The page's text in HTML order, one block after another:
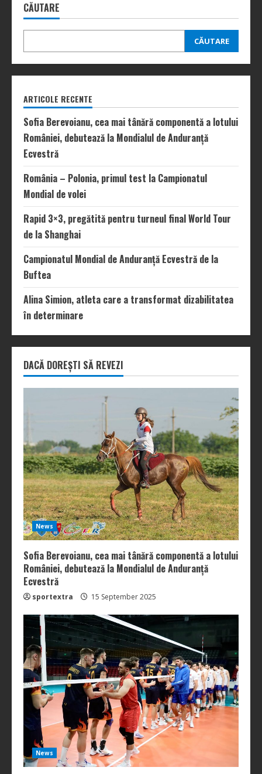
CĂUTARE
CĂUTARE
ARTICOLE RECENTE
Sofia Berevoianu, cea mai tânără componentă a lotului
României, debutează la Mondialul de Anduranță
Ecvestră
România – Polonia, primul test la Campionatul
Mondial de volei
Rapid 3×3, pregătită pentru turneul final World Tour
de la Shanghai
Campionatul Mondial de Anduranță Ecvestră de la
Buftea
Alina Simion, atleta care a transformat dizabilitatea
în determinare
DACĂ DOREȘTI SĂ REVEZI
News
Sofia Berevoianu, cea mai tânără componentă a lotului
României, debutează la Mondialul de Anduranță
Ecvestră
sportextra 15 September 2025
News